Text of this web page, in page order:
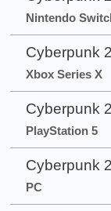
Nintendo
Cyberpunk
Xbox Series X
Cyberpunk
PlayStation 5
Cyberpunk
PC